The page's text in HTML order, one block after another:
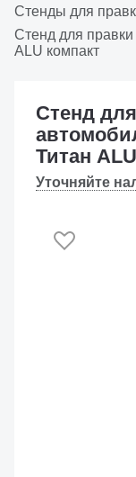
Стенды для
Стенд для
ALU компакт
Стенд
Титан
Уточняйте